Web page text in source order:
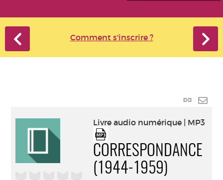
Comment s'inscrire ?
Lien
par
Livre audio numérique | MP3
CORRESPONDANCE
(1944-1959)